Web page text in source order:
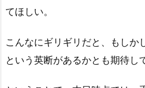
てほしい。
こんなにギリギリだと、もしか
という英断があるかとも期待し